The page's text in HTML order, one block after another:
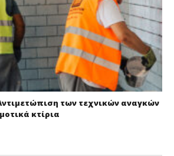
των τεχνικών αναγκών
κτίρια